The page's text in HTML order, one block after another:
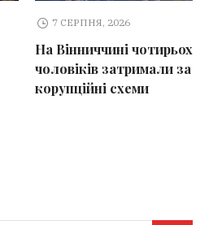
7 СЕРПНЯ, 2026
На Вінниччині чотирьох
чоловіків затримали за
корупційні схеми